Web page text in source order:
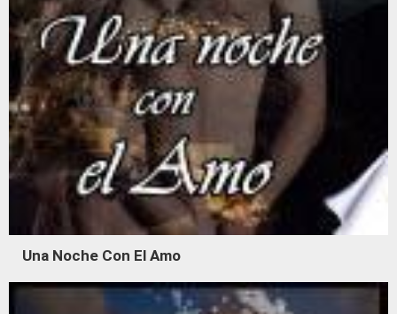
Una Noche Con El Amo